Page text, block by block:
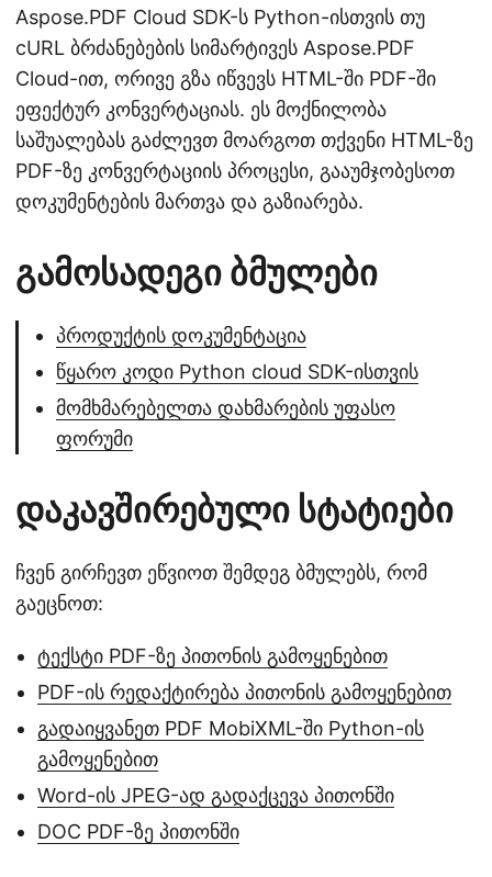
Aspose.PDF Cloud SDK-ს Python-ისთვის თუ
cURL ბრძანებების სიმარტივეს Aspose.PDF
Cloud-ით, ორივე გზა იწვევს HTML-ში PDF-ში
ეფექტურ კონვერტაციას. ეს მოქნილობა
საშუალებას გაძლევთ მოარგოთ თქვენი HTML-ზე
PDF-ზე კონვერტაციის პროცესი, გააუმჯობესოთ
დოკუმენტების მართვა და გაზიარება.
გამოსადეგი ბმულები
პროდუქტის დოკუმენტაცია
წყარო კოდი Python cloud SDK-ისთვის
მომხმარებელთა დახმარების უფასო
ფორუმი
დაკავშირებული სტატიები
ჩვენ გირჩევთ ეწვიოთ შემდეგ ბმულებს, რომ
გაეცნოთ:
ტექსტი PDF-ზე პითონის გამოყენებით
PDF-ის რედაქტირება პითონის გამოყენებით
გადაიყვანეთ PDF MobiXML-ში Python-ის
გამოყენებით
Word-ის JPEG-ად გადაქცევა პითონში
DOC PDF-ზე პითონში